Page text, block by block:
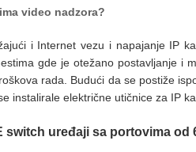
video nadzora?
i Internet vezu i napajanje IP
gde je otežano postavljanje i
rada. Budući da se postiže
instalirale električne utičnice za IP
switch uređaji sa portovima od